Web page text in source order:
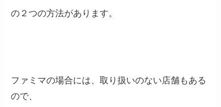
の２つの方法があります。
ファミマの場合には、取り扱いのない店舗もある
ので、